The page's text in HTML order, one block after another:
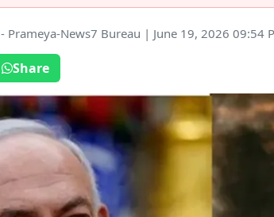
- Prameya-News7 Bureau | June 19, 2026 09:54
Share